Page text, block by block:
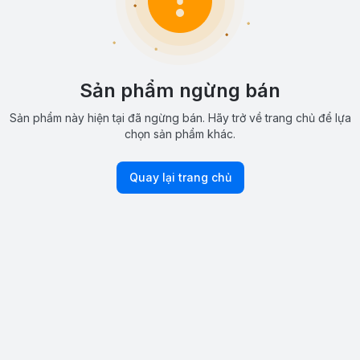
Sản phẩm ngừng bán
Sản phẩm này hiện tại đã ngừng bán. Hãy trở về trang chủ để lựa
chọn sản phẩm khác.
Quay lại trang chủ